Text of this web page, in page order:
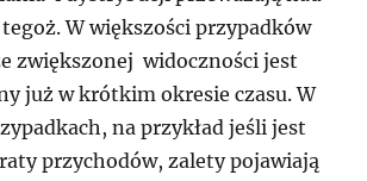
W większości przypadków
zwiększonej widoczności jest
już w krótkim okresie czasu. W
na przykład jeśli jest
przychodów, zalety pojawiają